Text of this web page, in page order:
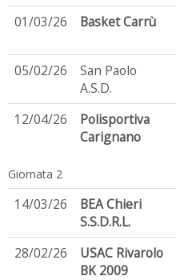
01/03/26 Basket Carrù
05/02/26
San Paolo
A.S.D.
12/04/26
Polisportiva
Carignano
Giornata 2
14/03/26
BEA Chieri
S.S.D.R.L.
28/02/26
USAC Rivarolo
BK 2009